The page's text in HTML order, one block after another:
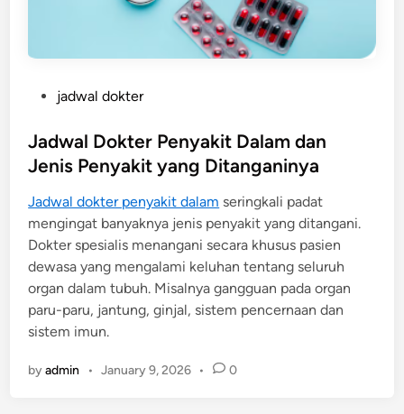
d
i
n
jadwal dokter
Jadwal Dokter Penyakit Dalam dan
Jenis Penyakit yang Ditanganinya
Jadwal dokter penyakit dalam seringkali padat
mengingat banyaknya jenis penyakit yang ditangani.
Dokter spesialis menangani secara khusus pasien
dewasa yang mengalami keluhan tentang seluruh
organ dalam tubuh. Misalnya gangguan pada organ
paru-paru, jantung, ginjal, sistem pencernaan dan
sistem imun.
byadmin • January 9, 2026 • 0